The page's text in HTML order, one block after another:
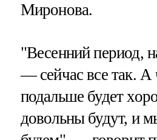
Миронова.
"Весенний период,
— сейчас все так. А
подальше будет
довольны будут, и